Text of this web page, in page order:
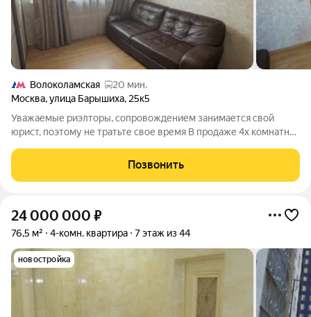
Волоколамская
20 мин.
Москва,улица Барышиха, 25к5
Уважаемые риэлторы, сопровождением занимается свой
юрист, поэтому не тратьте свое время В продаже 4х комнатная
этажного дома 4 раздельные комнаты обеспечивают
комфортное использование для всех
Позвонить
24 000 000 ₽
76,5 м² 4-комн. квартира 7 этаж из 44
новостройка